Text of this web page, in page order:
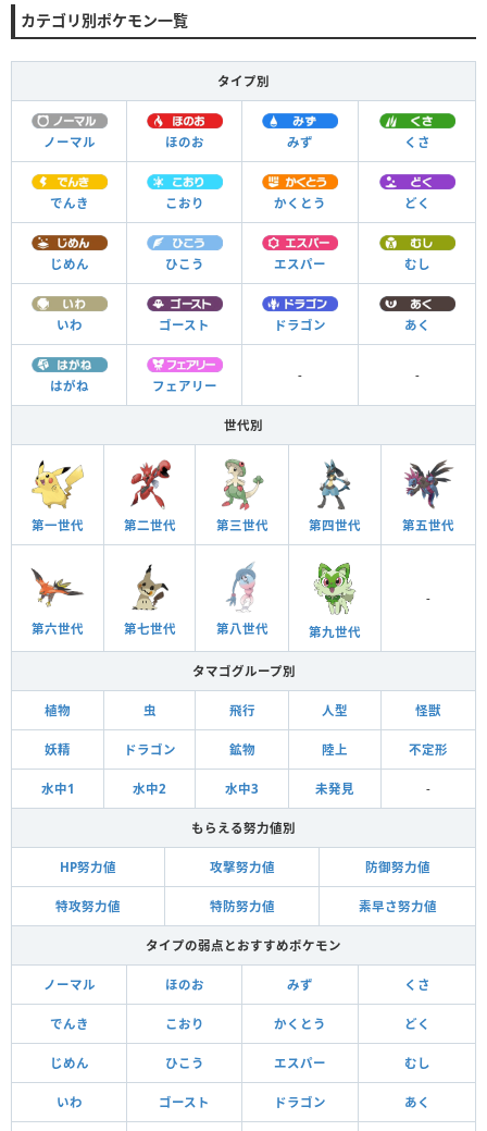
カテゴリ別ポケモン一覧
タイプ別
ノーマル ほのお みず くさ
でんき こおり かくとう どく
じめん ひこう エスパー むし
いわ ゴースト ドラゴン あく
はがね フェアリー
- -
世代別
第一世代 第二世代 第三世代 第四世代 第五世代
第六世代 第七世代 第八世代 第九世代
-
タマゴグループ別
植物 虫 飛行 人型 怪獣
妖精 ドラゴン 鉱物 陸上 不定形
水中1 水中2 水中3 未発見 -
もらえる努力値別
HP努力値 攻撃努力値 防御努力値
特攻努力値 特防努力値 素早さ努力値
タイプの弱点とおすすめポケモン
ノーマル ほのお みず くさ
でんき こおり かくとう どく
じめん ひこう エスパー むし
いわ ゴースト ドラゴン あく